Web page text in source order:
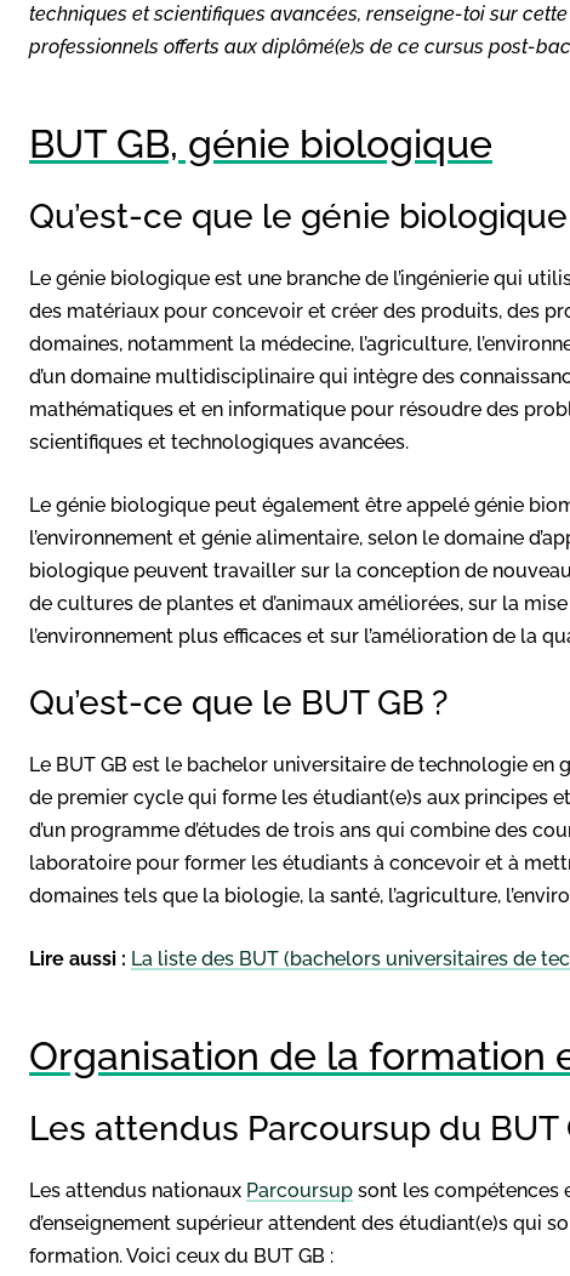
techniques et scientifiques avancées, renseigne-toi sur
professionnels offerts aux diplômé(e)s de ce cursus post-
BUT GB, génie biologique
Qu’est-ce que le génie
Le génie biologique est une branche de l’ingénierie qui
des matériaux pour concevoir et créer des produits, des
domaines, notamment la médecine, l’agriculture,
d’un domaine multidisciplinaire qui intègre des
mathématiques et en informatique pour résoudre des
scientifiques et technologiques avancées.
Le génie biologique peut également être appelé génie
l’environnement et génie alimentaire, selon le domaine
biologique peuvent travailler sur la conception de
de cultures de plantes et d’animaux améliorées, sur la
l’environnement plus efficaces et sur l’amélioration de la
Qu’est-ce que le BUT GB ?
Le BUT GB est le bachelor universitaire de technologie en
de premier cycle qui forme les étudiant(e)s aux principes
d’un programme d’études de trois ans qui combine des
laboratoire pour former les étudiants à concevoir et à
domaines tels que la biologie, la santé, l’agriculture,
Lire aussi : La liste des BUT (bachelors universitaires de
Organisation de la formation
Les attendus Parcoursup du BUT
Les attendus nationaux Parcoursup sont les compétences
d’enseignement supérieur attendent des étudiant(e)s qui
formation. Voici ceux du BUT GB :